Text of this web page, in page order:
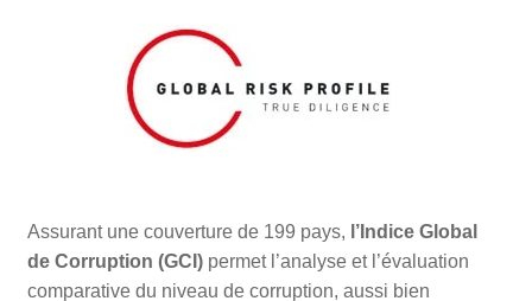
Assurant une couverture de 199 pays, l’Indice Global
de Corruption (GCI) permet l’analyse et l’évaluation
comparative du niveau de corruption, aussi bien